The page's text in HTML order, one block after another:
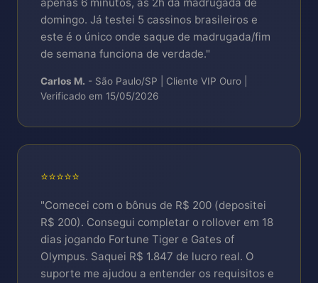
apenas 6 minutos, às 2h da madrugada de
domingo. Já testei 5 cassinos brasileiros e
este é o único onde saque de madrugada/fim
de semana funciona de verdade."
Carlos M. - São Paulo/SP | Cliente VIP Ouro |
Verificado em 15/05/2026
⭐⭐⭐⭐⭐
"Comecei com o bônus de R$ 200 (depositei
R$ 200). Consegui completar o rollover em 18
dias jogando Fortune Tiger e Gates of
Olympus. Saquei R$ 1.847 de lucro real. O
suporte me ajudou a entender os requisitos e